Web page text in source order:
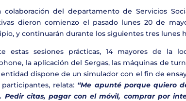
colaboración del departamento de Servicios
dieron comienzo el pasado lunes 20 de
y continuarán durante los siguientes tres lunes
estas sesiones prácticas, 14 mayores de la
la aplicación del Sergas, las máquinas de
dispone de un simulador con el fin de
relata: “Me apunté porque quiero
Pedir citas, pagar con el móvil, comprar por